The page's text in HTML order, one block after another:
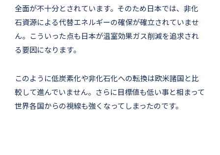
全面が不十分とされています。そのため日本では、非化
石資源による代替エネルギーの確保が確立されていませ
ん。こういった点も日本が温室効果ガス削減を追求され
る要因になります。
このように低炭素化や非化石化への転換は欧米諸国と比
較して進んでいません。さらに目標値も低い事と相まって
世界各国からの視線も強くなってしまったのです。